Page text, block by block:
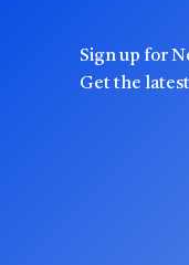
Sign up for
Get the